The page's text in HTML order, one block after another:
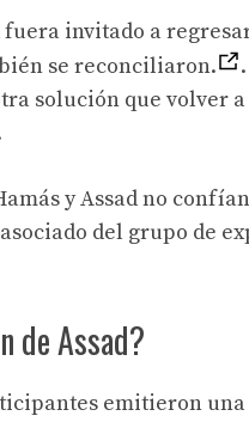
invitado a
se reconciliaron.
solución que volver
y Assad no
del grupo de
de Assad?
emitieron